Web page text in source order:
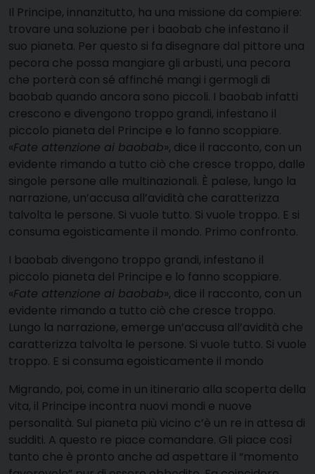
Il Principe, innanzitutto, ha una missione da compiere:
trovare una soluzione per i baobab che infestano il
suo pianeta. Per questo si fa disegnare dal pittore una
pecora che possa mangiare gli arbusti, una pecora
che porterà con sé affinché mangi i germogli di
baobab quando ancora sono piccoli. I baobab infatti
crescono e divengono troppo grandi, infestano il
piccolo pianeta del Principe e lo fanno scoppiare.
«Fate attenzione ai baobab», dice il racconto, con un
evidente rimando a tutto ciò che cresce troppo, dalle
singole persone alle multinazionali. È palese, lungo la
narrazione, un’accusa all’avidità che caratterizza
talvolta le persone. Si vuole tutto. Si vuole troppo. E si
consuma egoisticamente il mondo. Primo confronto.
I baobab divengono troppo grandi, infestano il
piccolo pianeta del Principe e lo fanno scoppiare.
«Fate attenzione ai baobab», dice il racconto, con un
evidente rimando a tutto ciò che cresce troppo.
Lungo la narrazione, emerge un’accusa all’avidità che
caratterizza talvolta le persone. Si vuole tutto. Si vuole
troppo. E si consuma egoisticamente il mondo
Migrando, poi, come in un itinerario alla scoperta della
vita, il Principe incontra nuovi mondi e nuove
personalità. Sul pianeta più vicino c’è un re in attesa di
sudditi. A questo re piace comandare. Gli piace così
tanto che è pronto anche ad aspettare il “momento